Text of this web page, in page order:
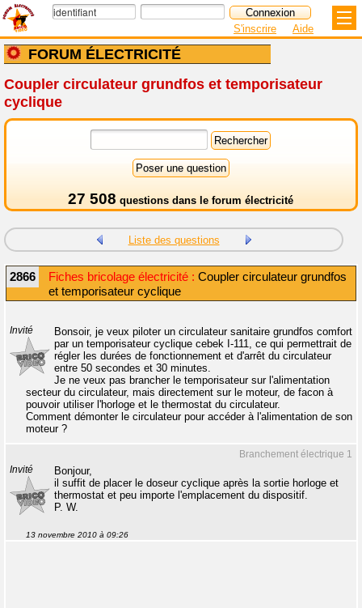
FORUM ÉLECTRICITÉ
S'inscrire Aide
Coupler circulateur grundfos et temporisateur
cyclique
27 508 questions dans le forum électricité
Liste des questions
2866 Fiches bricolage électricité : Coupler circulateur grundfos
et temporisateur cyclique
Invité
Bonsoir, je veux piloter un circulateur sanitaire grundfos comfort
par un temporisateur cyclique cebek I-111, ce qui permettrait de
régler les durées de fonctionnement et d'arrêt du circulateur
entre 50 secondes et 30 minutes.
Je ne veux pas brancher le temporisateur sur l'alimentation
secteur du circulateur, mais directement sur le moteur, de facon à
pouvoir utiliser l'horloge et le thermostat du circulateur.
Comment démonter le circulateur pour accéder à l'alimentation de son
moteur ?
Branchement électrique 1
Invité
Bonjour,
il suffit de placer le doseur cyclique après la sortie horloge et
thermostat et peu importe l'emplacement du dispositif.
P. W.
13 novembre 2010 à 09:26